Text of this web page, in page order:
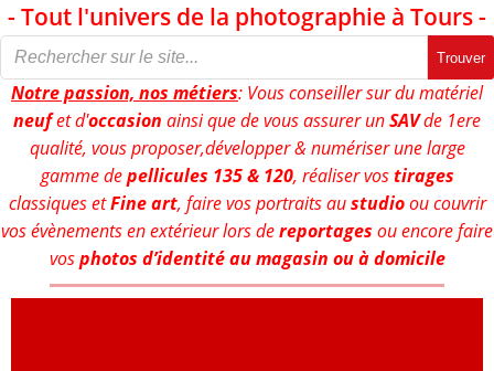
- Tout l'univers de la photographie à Tours -
Trouver
Notre passion, nos métiers: Vous conseiller sur du matériel
neufet d'occasion ainsi que de vous assurer unSAVde 1ere
qualité, vous proposer,développer & numériser une large
gamme depellicules 135 & 120, réaliser vostirages
classiques etFine art, faire vos portraits austudioou couvrir
vos évènements en extérieur lors dereportages ou encore faire
vosphotos d’identité au magasin ou à domicile